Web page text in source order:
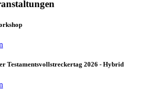
Testamentsvollstreckertag 2026 - Hybrid